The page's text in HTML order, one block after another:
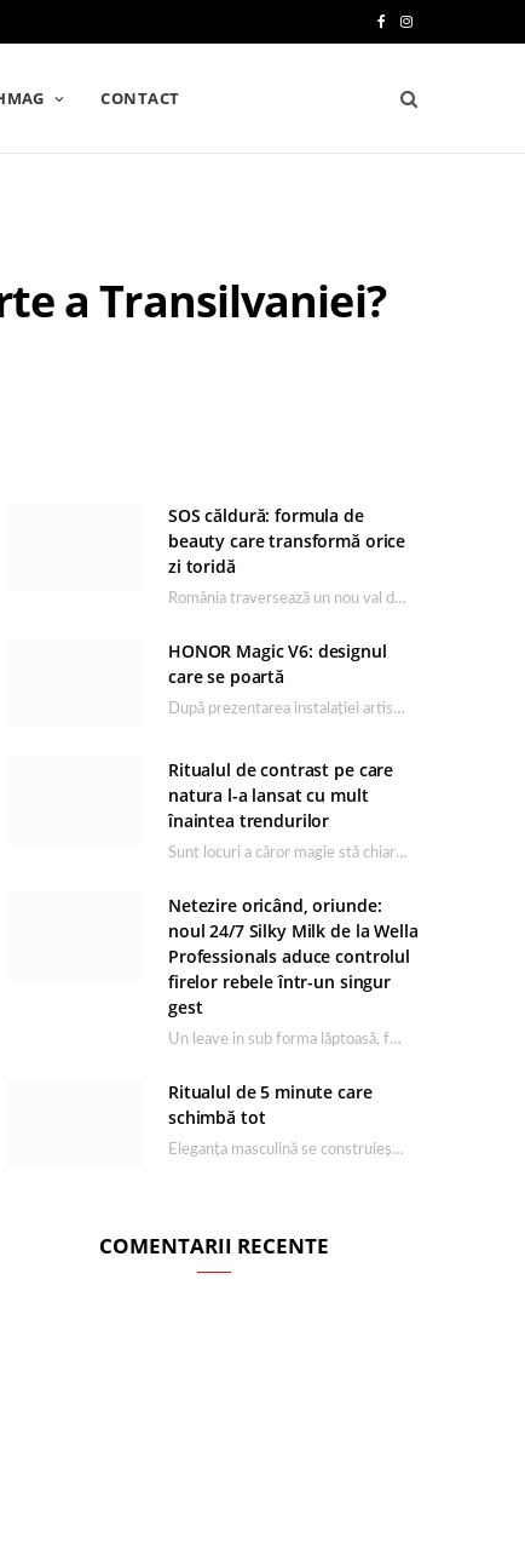
e
I
s
t
CONTACT
a Transilvaniei?
SOS căldură: formula de
beauty care transformă orice
zi toridă
România traversează un nou val de căldură, iar rutina de îngrijire capătă un rol esențial…
HONOR Magic V6: designul
care se poartă
După prezentarea instalației artistice semnată de Catrinel Săbăciag în cadrul evenimentului de lansare HONOR Magic…
Ritualul de contrast pe care
natura l-a lansat cu mult
înaintea trendurilor
Sunt locuri a căror magie stă chiar în firea lor naturală, iar Lacul Ursu din…
Netezire oricând, oriunde:
noul 24/7 Silky Milk de la Wella
Professionals aduce controlul
firelor rebele într-un singur
gest
Un leave in sub forma lăptoasă, fără clătire care completează rutina Ultimate Smooth și transformă…
Ritualul de 5 minute care
schimbă tot
Eleganța masculină se construiește dimineața, în câteva minute și cu produsele potrivite. O rutină de…
COMENTARII RECENTE